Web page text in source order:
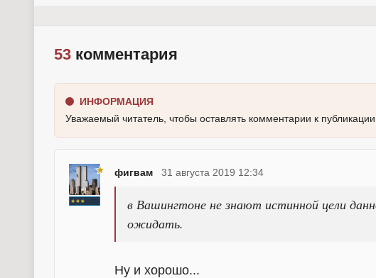
53 комментария
ИНФОРМАЦИЯ
Уважаемый читатель, чтобы оставлять комментарии к
фигвам 31 августа 2019 12:34
в Вашингтоне не знают истинной цели
ожидать.
Ну и хорошо...